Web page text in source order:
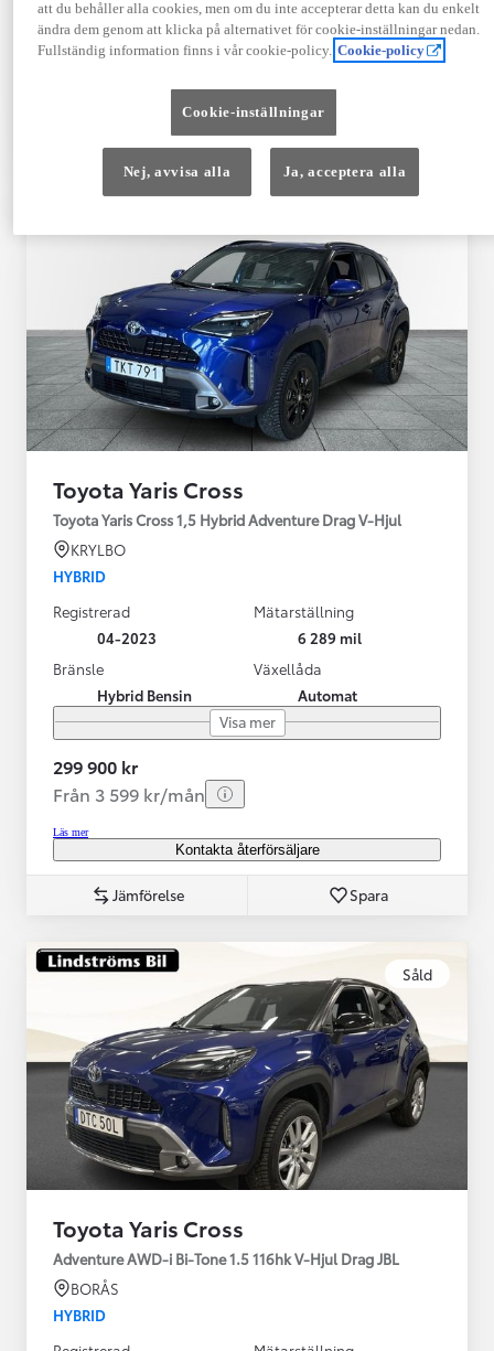
409 900 kr
Från 4 920 kr/mån
Kontakta återförsäljare
Toyota Yaris Cross
Toyota Yaris Cross 1,5 Hybrid Adventure Drag V-Hjul
KRYLBO
HYBRID
Registrerad
04-2023
Mätarställning
6 289 mil
Bränsle
Hybrid Bensin
Växellåda
Automat
Visa mer
299 900 kr
Från 3 599 kr/mån
Läs mer
Kontakta återförsäljare
Jämförelse Spara
Såld
Toyota Yaris Cross
Adventure AWD-i Bi-Tone 1.5 116hk V-Hjul Drag JBL
BORÅS
HYBRID
att du behåller alla cookies, men om du inte accepterar detta kan du enkelt
ändra dem genom att klicka på alternativet för cookie-inställningar nedan.
Fullständig information finns i vår cookie-policy. Cookie-policy
Cookie-inställningar
Nej, avvisa alla Ja, acceptera alla